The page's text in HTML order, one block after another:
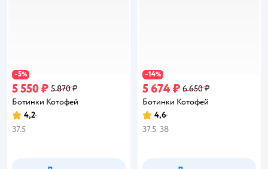
−5%
5 550 ₽ 5 870 ₽
Ботинки Котофей
Рейтинг:
4,2
37.5
−14%
5 674 ₽ 6 650 ₽
Ботинки Котофей
Рейтинг:
4,6
37.5 38